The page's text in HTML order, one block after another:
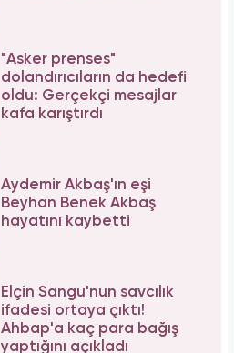
"Asker prenses"
dolandırıcıların da hedefi
oldu: Gerçekçi mesajlar
kafa karıştırdı
Aydemir Akbaş'ın eşi
Beyhan Benek Akbaş
hayatını kaybetti
Elçin Sangu'nun savcılık
ifadesi ortaya çıktı!
Ahbap'a kaç para bağış
yaptığını açıkladı